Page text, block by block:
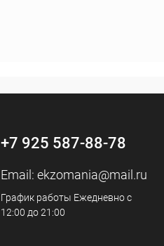
+7 925 587-88-78
Email: ekzomania@mail.ru
График работы Ежедневно с
12:00 до 21:00